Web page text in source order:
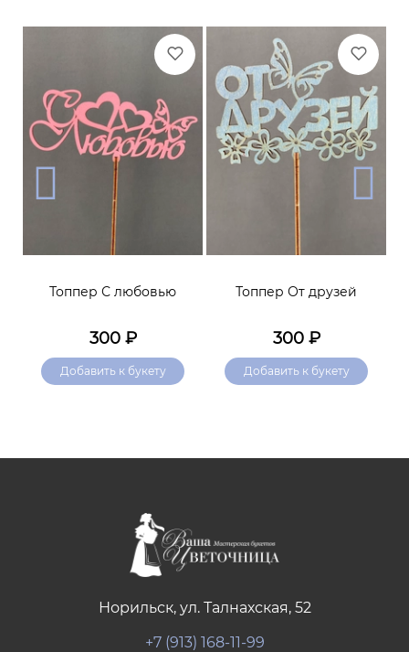
Топпер С любовью
300₽
Добавить к букету
Топпер От друзей
300₽
Добавить к букету
Норильск, ул. Талнахская, 52
+7 (913) 168-11-99